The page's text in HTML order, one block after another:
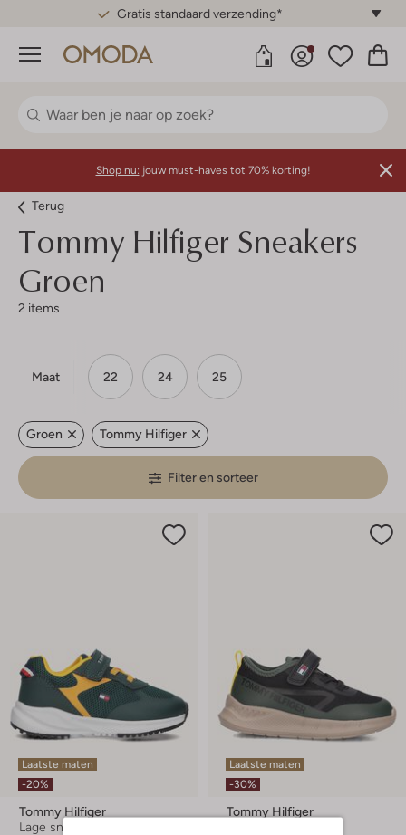
Gratis standaard verzending*
Menu
Shop nu: jouw must-haves tot 70% korting!
Terug
Tommy Hilfiger Sneakers
Groen
2 items
Maat 22 24 25
Groen Tommy Hilfiger
Filter en sorteer
Laatste maten
-20%
Tommy Hilfiger
Lage sneakers
Laatste maten
-30%
Tommy Hilfiger